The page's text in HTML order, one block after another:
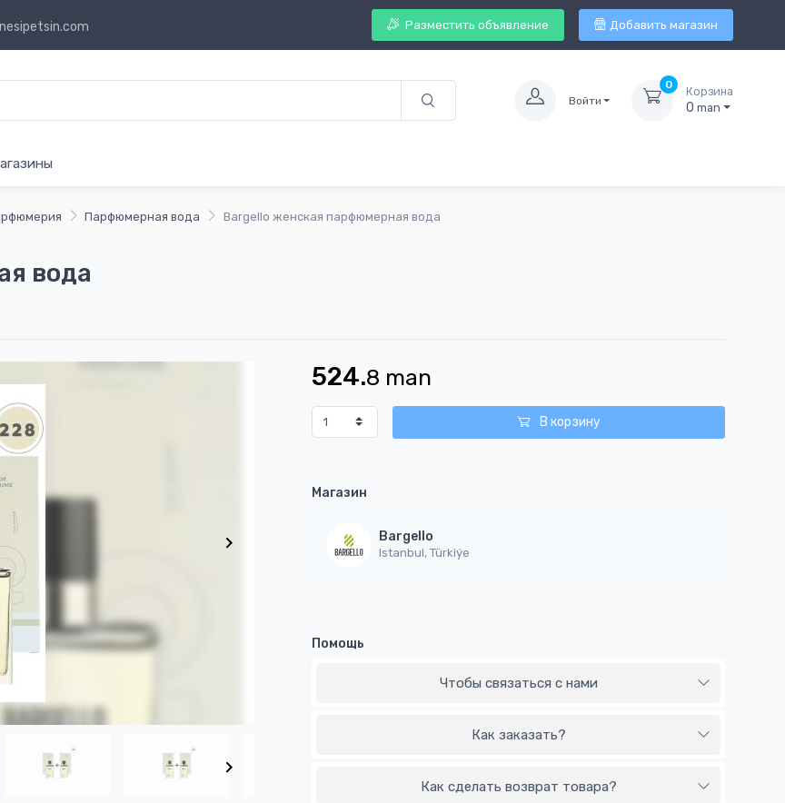
Разместить объявление Добавить магазин
Войти
0
Корзина
0 man
Парфюмерная вода Bargello женская парфюмерная вода
вода
524.8 man
В корзину
Магазин
Bargello
Istanbul, Türkiýe
Помощь
Чтобы связаться с нами
Как заказать?
Как сделать возврат товара?